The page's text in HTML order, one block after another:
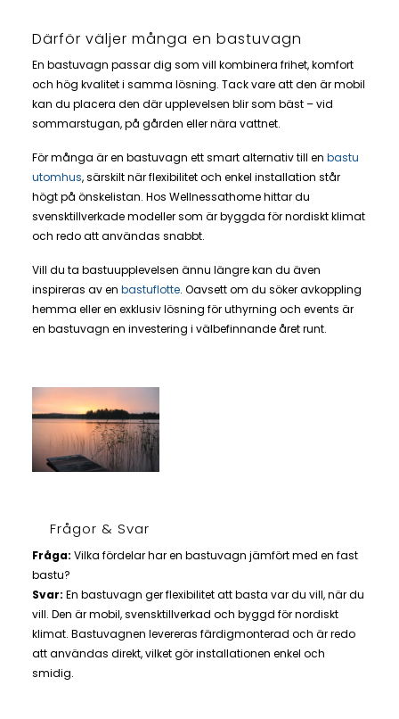
Därför väljer många en bastuvagn
En bastuvagn passar dig som vill kombinera frihet, komfort
och hög kvalitet i samma lösning. Tack vare att den är mobil
kan du placera den där upplevelsen blir som bäst – vid
sommarstugan, på gården eller nära vattnet.
För många är en bastuvagn ett smart alternativ till en bastu
utomhus, särskilt när flexibilitet och enkel installation står
högt på önskelistan. Hos Wellnessathome hittar du
svensktillverkade modeller som är byggda för nordiskt klimat
och redo att användas snabbt.
Vill du ta bastuupplevelsen ännu längre kan du även
inspireras av en bastuflotte. Oavsett om du söker avkoppling
hemma eller en exklusiv lösning för uthyrning och events är
en bastuvagn en investering i välbefinnande året runt.
Frågor & Svar
Fråga: Vilka fördelar har en bastuvagn jämfört med en fast
bastu?
Svar: En bastuvagn ger flexibilitet att basta var du vill, när du
vill. Den är mobil, svensktillverkad och byggd för nordiskt
klimat. Bastuvagnen levereras färdigmonterad och är redo
att användas direkt, vilket gör installationen enkel och
smidig.